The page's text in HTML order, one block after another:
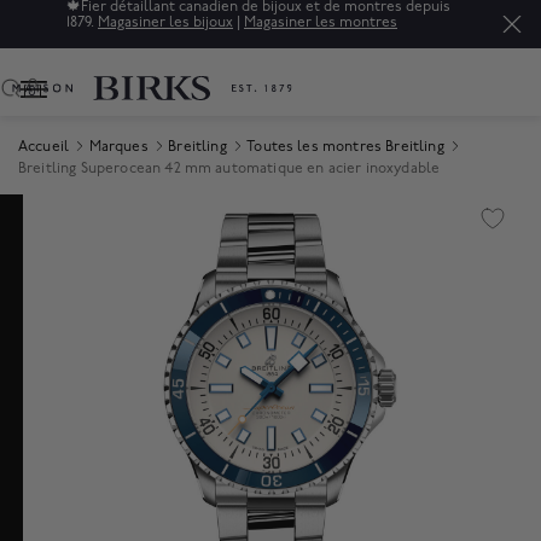
🍁 Fier détaillant canadien de bijoux et de montres depuis
1879. Magasiner les bijoux Magasiner les montres
0
Accueil Marques Breitling
Toutes les montres Breitling
Breitling Superocean 42 mm automatique en acier inoxydable